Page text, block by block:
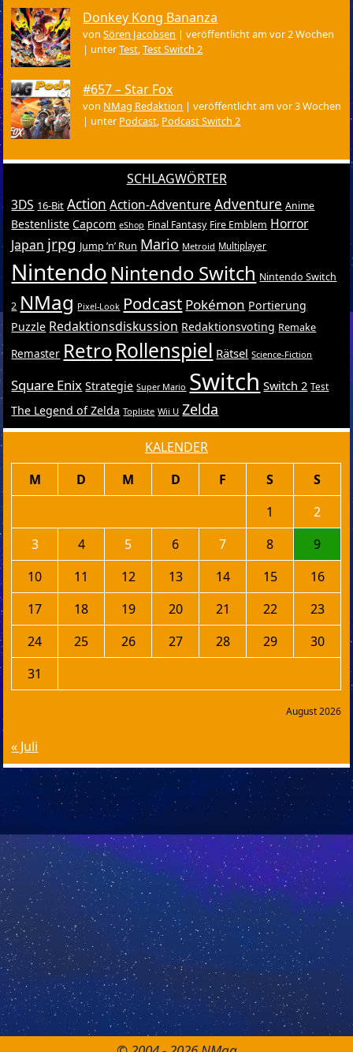
Donkey Kong Bananza
vonSören Jacobsen |veröffentlicht am vor 2 Wochen
| unterTest,Test Switch 2
#657 – Star Fox
von NMag Redaktion |veröffentlicht am vor 3 Wochen
| unter Podcast, Podcast Switch 2
SCHLAGWÖRTER
3DS 16-Bit Action Action-Adventure Adventure Anime
Bestenliste Capcom eShop Final Fantasy Fire Emblem Horror
Japan jrpg Jump ’n’ Run Mario Metroid Multiplayer
Nintendo Nintendo Switch Nintendo Switch
2 NMag Pixel-Look Podcast Pokémon Portierung
Puzzle Redaktionsdiskussion Redaktionsvoting Remake
Remaster RetroRollenspiel Rätsel Science-Fiction
Square Enix Strategie Super Mario Switch Switch 2 Test
The Legend of Zelda Topliste Wii U Zelda
KALENDER
August 2026
M D M D F S
S
1
2
3
4 5 6 7 8
9
10
11 12 13 14 15
16
17
18 19 20 21 22
23
24
25 26 27 28 29
30
31
« Juli